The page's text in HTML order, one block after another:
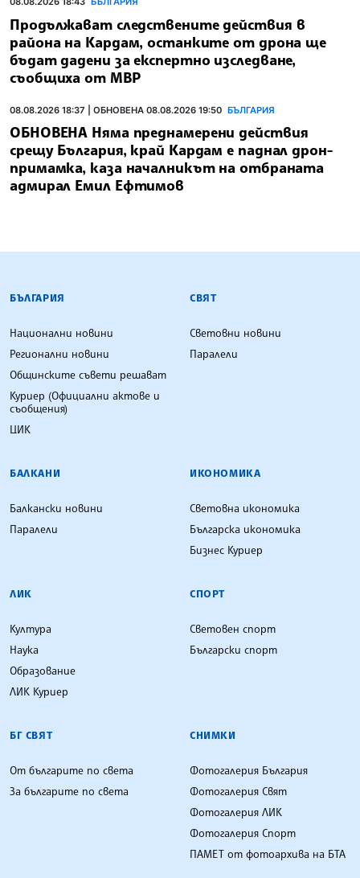
Продължават следствените действия в
района на Кардам, останките от дрона ще
бъдат дадени за експертно изследване,
съобщиха от МВР
08.08.2026 18:37 | ОБНОВЕНА 08.08.2026 19:50 БЪЛГАРИЯ
ОБНОВЕНА Няма преднамерени действия
срещу България, край Кардам е паднал дрон-
примамка, каза началникът на отбраната
адмирал Емил Ефтимов
БЪЛГАРСКА ТЕЛЕГРАФНА АГЕНЦИЯ
БЪЛГАРИЯ
Национални новини
Регионални новини
Общинските съвети решават
Куриер (Официални актове и
съобщения)
ЦИК
СВЯТ
Световни новини
Паралели
БАЛКАНИ
Балкански новини
Паралели
ИКОНОМИКА
Световна икономика
Българска икономика
Бизнес Куриер
ЛИК
Култура
Наука
Образование
ЛИК Куриер
СПОРТ
Световен спорт
Български спорт
БГ СВЯТ
От българите по света
За българите по света
СНИМКИ
Фотогалерия България
Фотогалерия Свят
Фотогалерия ЛИК
Фотогалерия Спорт
ПАМЕТ от фотоархива на БТА